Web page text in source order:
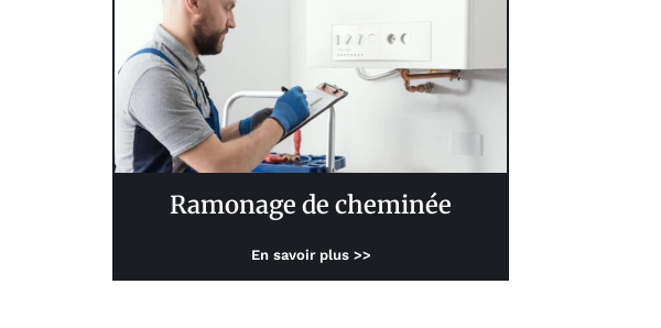
Ramonage de cheminée
En savoir plus >>